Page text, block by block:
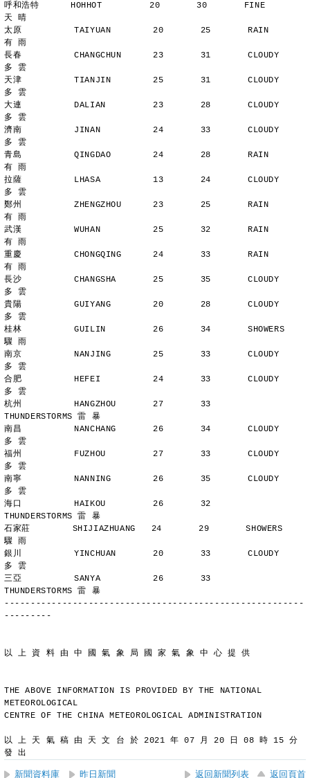
呼和浩特      HOHHOT         20       30       FINE
天 晴
太原          TAIYUAN        20       25       RAIN
有 雨
長春          CHANGCHUN      23       31       CLOUDY
多 雲
天津          TIANJIN        25       31       CLOUDY
多 雲
大連          DALIAN         23       28       CLOUDY
多 雲
濟南          JINAN          24       33       CLOUDY
多 雲
青島          QINGDAO        24       28       RAIN
有 雨
拉薩          LHASA          13       24       CLOUDY
多 雲
鄭州          ZHENGZHOU      23       25       RAIN
有 雨
武漢          WUHAN          25       32       RAIN
有 雨
重慶          CHONGQING      24       33       RAIN
有 雨
長沙          CHANGSHA       25       35       CLOUDY
多 雲
貴陽          GUIYANG        20       28       CLOUDY
多 雲
桂林          GUILIN         26       34       SHOWERS
驟 雨
南京          NANJING        25       33       CLOUDY
多 雲
合肥          HEFEI          24       33       CLOUDY
多 雲
杭州          HANGZHOU       27       33
THUNDERSTORMS 雷 暴
南昌          NANCHANG       26       34       CLOUDY
多 雲
福州          FUZHOU         27       33       CLOUDY
多 雲
南寧          NANNING        26       35       CLOUDY
多 雲
海口          HAIKOU         26       32
THUNDERSTORMS 雷 暴
石家莊        SHIJIAZHUANG   24       29       SHOWERS
驟 雨
銀川          YINCHUAN       20       33       CLOUDY
多 雲
三亞          SANYA          26       33
THUNDERSTORMS 雷 暴
---------------------------------------------------------
---------
以 上 資 料 由 中 國 氣 象 局 國 家 氣 象 中 心 提 供
THE ABOVE INFORMATION IS PROVIDED BY THE NATIONAL
METEOROLOGICAL
CENTRE OF THE CHINA METEOROLOGICAL ADMINISTRATION
以 上 天 氣 稿 由 天 文 台 於 2021 年 07 月 20 日 08 時 15 分
發 出
新聞資料庫 昨日新聞 返回新聞列表 返回頁首